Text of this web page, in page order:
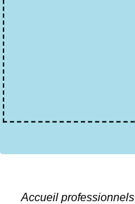
Accueil professionnels